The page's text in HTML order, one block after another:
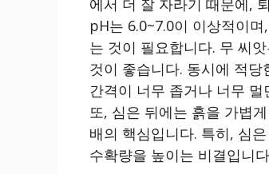
에서 더 잘 자라기 때문에,
pH는 6.0~7.0이 이상적이
는 것이 필요합니다. 무 씨
것이 좋습니다. 동시에 적
간격이 너무 좁거나 너무
또, 심은 뒤에는 흙을 가볍
배의 핵심입니다. 특히, 심
수확량을 높이는 비결입니